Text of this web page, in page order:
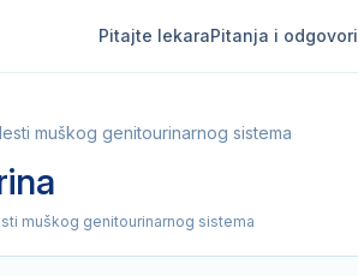
Pitajte lekaraPitanja i odgovori
muškog genitourinarnog sistema
muškog genitourinarnog sistema